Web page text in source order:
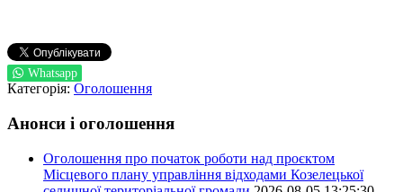
Whatsapp
Категорія: Оголошення
Анонси і оголошення
Оголошення про початок роботи над проєктом
Місцевого плану управління відходами Козелецької